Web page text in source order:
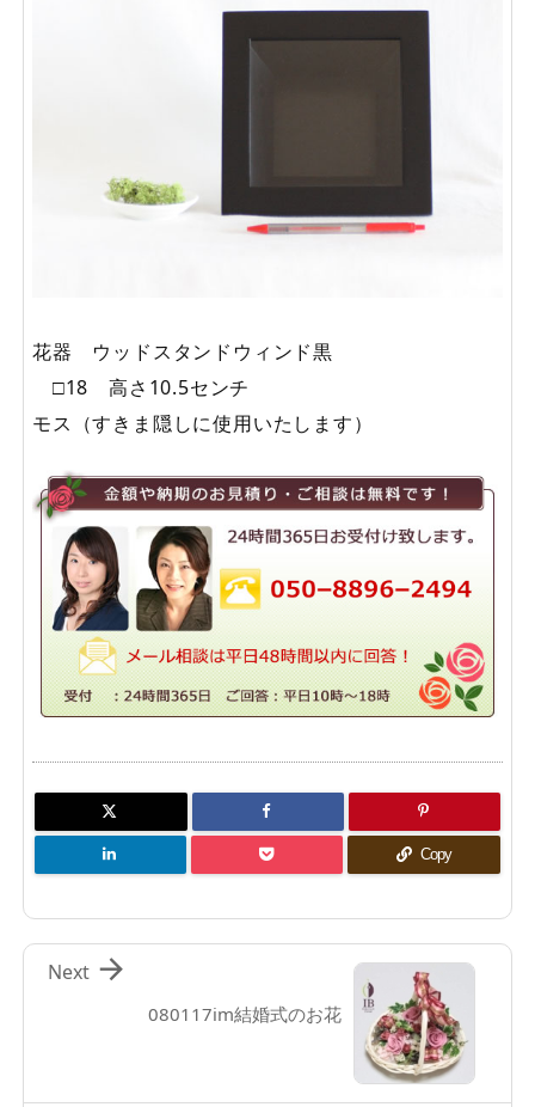
花器 ウッドスタンドウィンド黒
□18 高さ10.5センチ
モス（すきま隠しに使用いたします）
Copy
080117im結婚式のお花

Next